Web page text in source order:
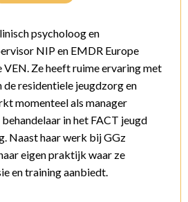
psycholoog en
NIP en EMDR Europe
Ze heeft ruime ervaring met
residentiele jeugdzorg en
momenteel als manager
in het FACT jeugd
Naast haar werk bij GGz
eigen praktijk waar ze
en training aanbiedt.